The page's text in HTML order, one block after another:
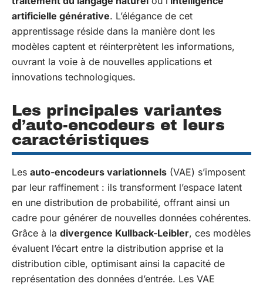
artificielle générative. L’élégance de cet
apprentissage réside dans la manière dont les
modèles captent et réinterprètent les informations,
ouvrant la voie à de nouvelles applications et
innovations technologiques.
Les principales variantes
d’auto-encodeurs et leurs
caractéristiques
Les auto-encodeurs variationnels (VAE) s’imposent
par leur raffinement : ils transforment l’espace latent
en une distribution de probabilité, offrant ainsi un
cadre pour générer de nouvelles données cohérentes.
Grâce à la divergence Kullback-Leibler, ces modèles
évaluent l’écart entre la distribution apprise et la
distribution cible, optimisant ainsi la capacité de
représentation des données d’entrée. Les VAE